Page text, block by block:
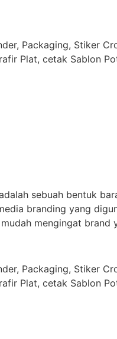
Packaging, Stiker
Plat, cetak Sablon
sebuah bentuk
branding yang
mengingat brand
Packaging, Stiker
Plat, cetak Sablon